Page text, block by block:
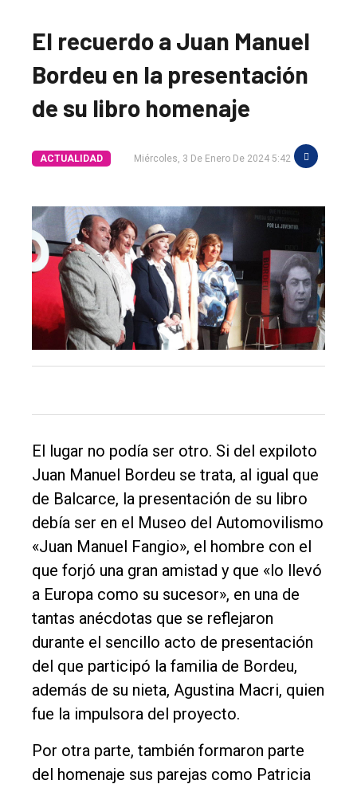
El
único
DIARIO
El recuerdo a Juan Manuel
Bordeu en la presentación
de su libro homenaje
ACTUALIDAD Miércoles, 3 De Enero De 2024 5:42
El lugar no podía ser otro. Si del expiloto
Juan Manuel Bordeu se trata, al igual que
de Balcarce, la presentación de su libro
debía ser en el Museo del Automovilismo
«Juan Manuel Fangio», el hombre con el
que forjó una gran amistad y que «lo llevó
a Europa como su sucesor», en una de
tantas anécdotas que se reflejaron
durante el sencillo acto de presentación
del que participó la familia de Bordeu,
además de su nieta, Agustina Macri, quien
fue la impulsora del proyecto.
Por otra parte, también formaron parte
del homenaje sus parejas como Patricia